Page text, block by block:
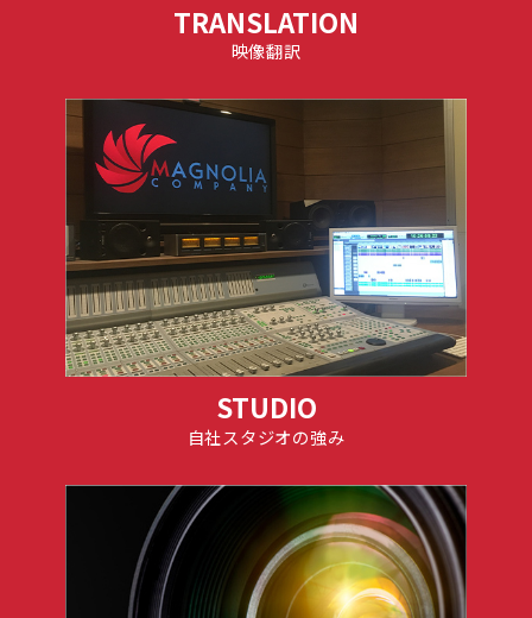
TRANSLATION
映像翻訳
STUDIO
自社スタジオの強み